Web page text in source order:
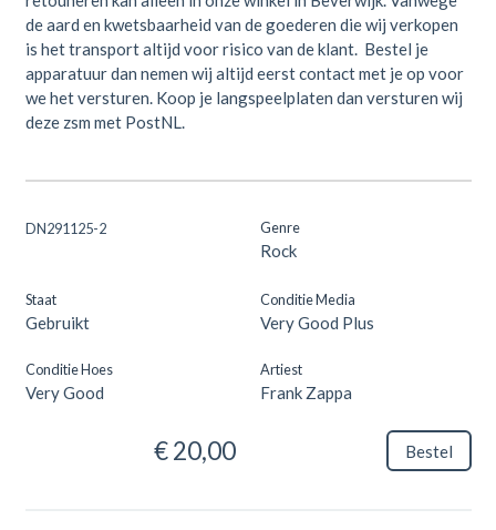
de aard en kwetsbaarheid van de goederen die wij verkopen
is het transport altijd voor risico van de klant. Bestel je
apparatuur dan nemen wij altijd eerst contact met je op voor
we het versturen. Koop je langspeelplaten dan versturen wij
deze zsm met PostNL.
DN291125-2 Genre
Rock
Staat
Gebruikt
Conditie Media
Very Good Plus
Conditie Hoes
Very Good
Artiest
Frank Zappa
€ 20,00 Bestel